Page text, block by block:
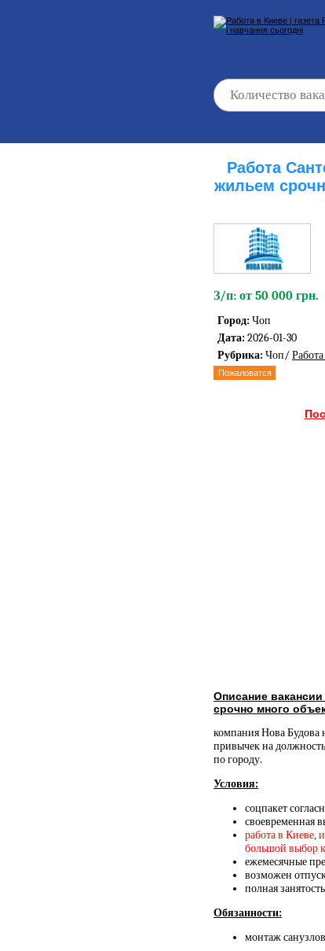
Работа
жильем
З/п: от 50 000 грн.
Город: Чоп
Дата: 2026-01-30
Рубрика: Чоп/
Пожаловатся
Описание
срочно много
компания Нова Будова
привычек на
по городу.
Условия:
соцпакет
своевременная
работа в Киеве,
большой выбор
ежемесячные
возможен
полная
Обязанности:
монтаж